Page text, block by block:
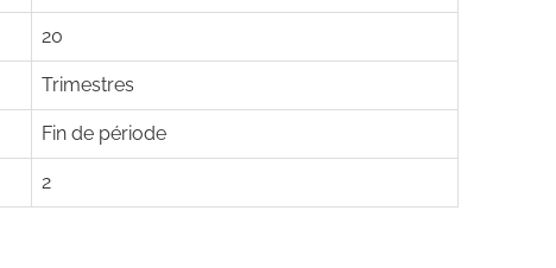
20
Trimestres
Fin de période
2